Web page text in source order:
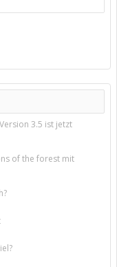
3.5 ist jetzt
of the forest mit